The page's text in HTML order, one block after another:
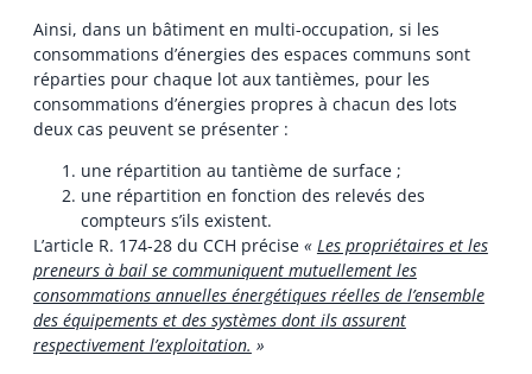
Ainsi, dans un bâtiment en multi-occupation, si les
consommations d’énergies des espaces communs sont
réparties pour chaque lot aux tantièmes, pour les
consommations d’énergies propres à chacun des lots
deux cas peuvent se présenter :
une répartition au tantième de surface ;
une répartition en fonction des relevés des
compteurs s’ils existent.
L’article R. 174-28 du CCH précise « Les propriétaires et les
preneurs à bail se communiquent mutuellement les
consommations annuelles énergétiques réelles de l’ensemble
des équipements et des systèmes dont ils assurent
respectivement l’exploitation. »